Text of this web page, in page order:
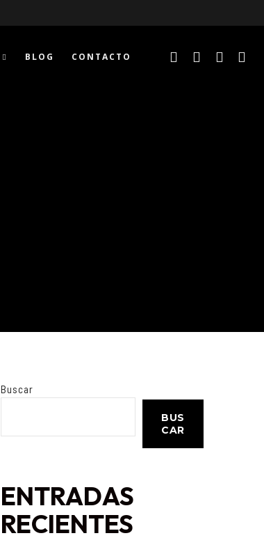
BLOG CONTACTO
Buscar
BUS
CAR
ENTRADAS
RECIENTES